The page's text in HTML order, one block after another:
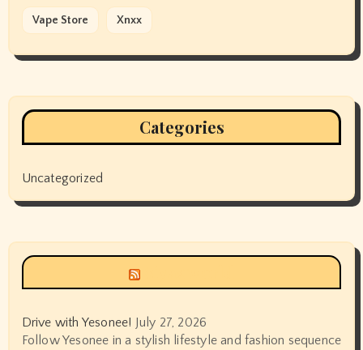
Vape Store Xnxx
Categories
Uncategorized
Drive with Yesonee! July 27, 2026
Follow Yesonee in a stylish lifestyle and fashion sequence